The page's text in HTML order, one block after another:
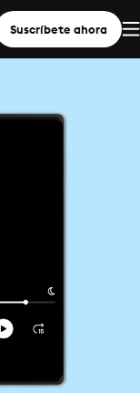
Suscríbete ahora